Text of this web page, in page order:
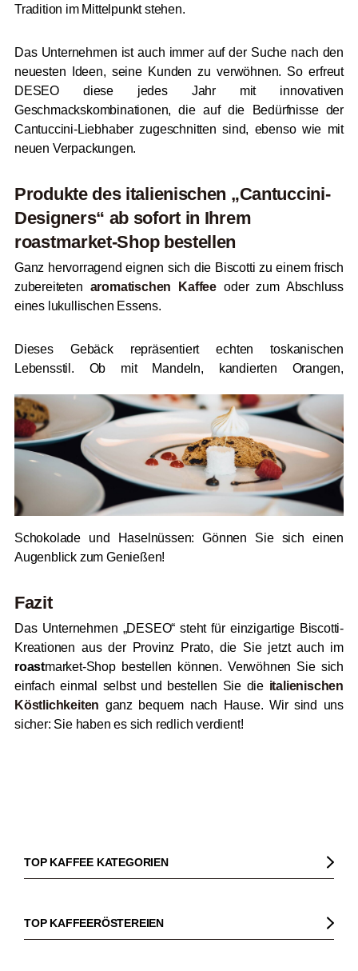
Tradition im Mittelpunkt stehen.
Das Unternehmen ist auch immer auf der Suche nach den
neuesten Ideen, seine Kunden zu verwöhnen. So erfreut
DESEO diese jedes Jahr mit innovativen
Geschmackskombinationen, die auf die Bedürfnisse der
Cantuccini-Liebhaber zugeschnitten sind, ebenso wie mit
neuen Verpackungen.
Produkte des italienischen „Cantuccini-
Designers“ ab sofort in Ihrem
roastmarket-Shop bestellen
Ganz hervorragend eignen sich die Biscotti zu einem frisch
zubereiteten aromatischen Kaffee oder zum Abschluss
eines lukullischen Essens.
Dieses Gebäck repräsentiert echten toskanischen
Lebensstil. Ob mit Mandeln, kandierten Orangen,
Schokolade und Haselnüssen: Gönnen Sie sich einen
Augenblick zum Genießen!
Fazit
Das Unternehmen „DESEO“ steht für einzigartige Biscotti-
Kreationen aus der Provinz Prato, die Sie jetzt auch im
roastmarket-Shop bestellen können. Verwöhnen Sie sich
einfach einmal selbst und bestellen Sie die italienischen
Köstlichkeiten ganz bequem nach Hause. Wir sind uns
sicher: Sie haben es sich redlich verdient!
TOP KAFFEE KATEGORIEN
Kaffeebohnen
Bio Kaffee
TOP KAFFEERÖSTEREIEN